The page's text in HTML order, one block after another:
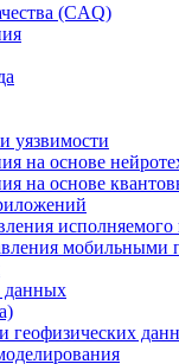
(CAQ)
уязвимости
на основе
на основе
мобильными
данных
геофизических